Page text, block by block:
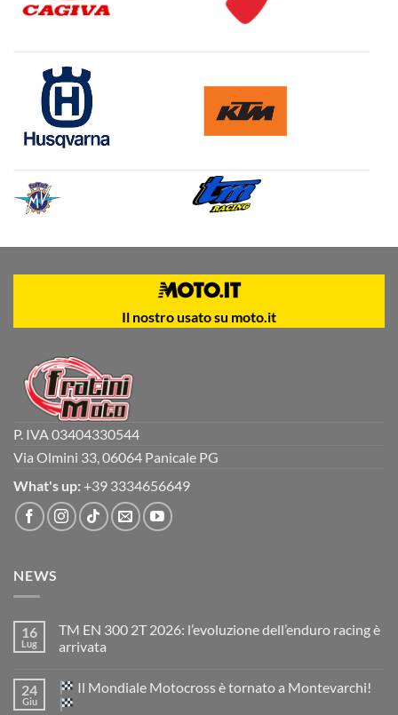
Il nostro usato su moto.it
P. IVA 03404330544
Via Olmini 33, 06064 Panicale PG
What's up: +39 3334656649
NEWS
16
Lug
TM EN 300 2T 2026: l’evoluzione dell’enduro racing è
arrivata
su
TM
EN
24
Giu
Il Mondiale Motocross è tornato a Montevarchi!